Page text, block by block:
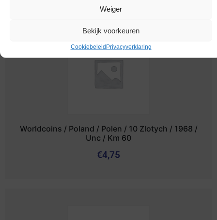
Weiger
Bekijk voorkeuren
CookiebeleidPrivacyverklaring
Worldcoins / Poland / Polen / 10 Zlotych / 1968 /
Unc / Km 60
€4,75